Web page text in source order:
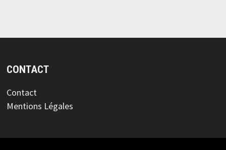
CONTACT
Contact
Mentions Légales